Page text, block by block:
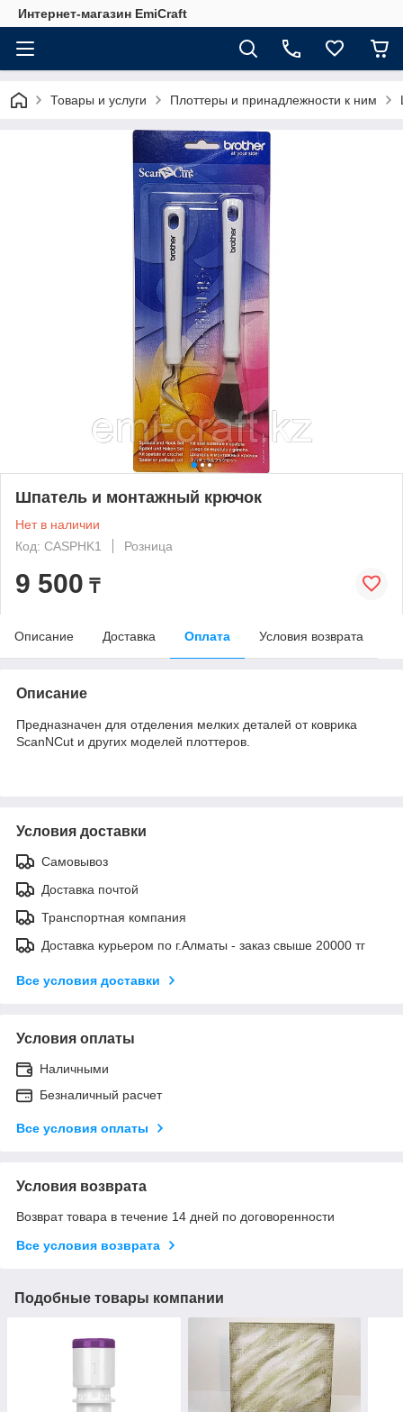
Интернет-магазин EmiCraft
Товары и услуги Плоттеры и принадлежности к ним
Шпатель и монтажный крючок
Нет в наличии
Код: CASPHK1
Розница
9 500 ₸
Описание Доставка Оплата Условия возврата
Описание
Предназначен для отделения мелких деталей от коврика
ScanNCut и других моделей плоттеров.
Условия доставки
Самовывоз
Доставка почтой
Транспортная компания
Доставка курьером по г.Алматы - заказ свыше 20000 тг
Все условия доставки
Условия оплаты
Наличными
Безналичный расчет
Все условия оплаты
Условия возврата
Возврат товара в течение 14 дней по договоренности
Все условия возврата
Подобные товары компании